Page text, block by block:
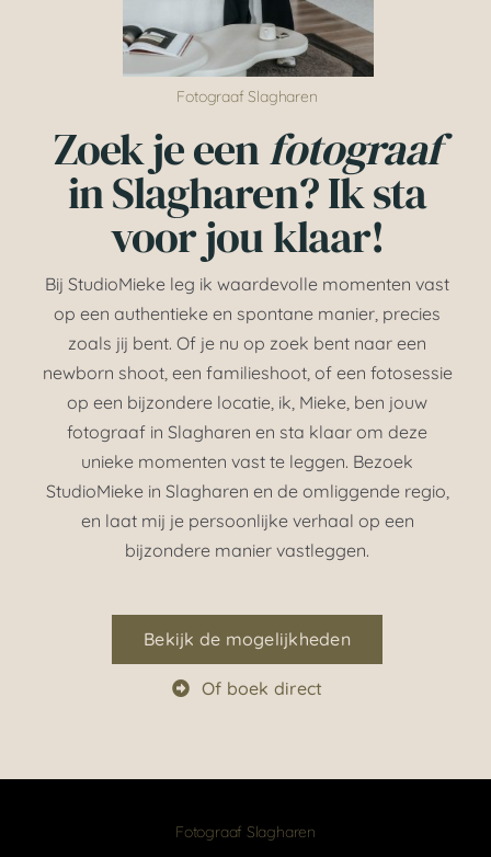
NIEUWS
Fotograaf Slagharen
Zoek je eenfotograaf
in Slagharen? Ik sta
voor jou klaar!
Bij StudioMieke leg ik waardevolle momenten vast
op een authentieke en spontane manier, precies
zoals jij bent. Of je nu op zoek bent naar een
newborn shoot, een familieshoot, of een fotosessie
op een bijzondere locatie, ik, Mieke, ben jouw
fotograaf in Slagharen en sta klaar om deze
unieke momenten vast te leggen. Bezoek
StudioMieke in Slagharen en de omliggende regio,
en laat mij je persoonlijke verhaal op een
bijzondere manier vastleggen.
Bekijk de mogelijkheden
Of boek direct
Fotograaf Slagharen